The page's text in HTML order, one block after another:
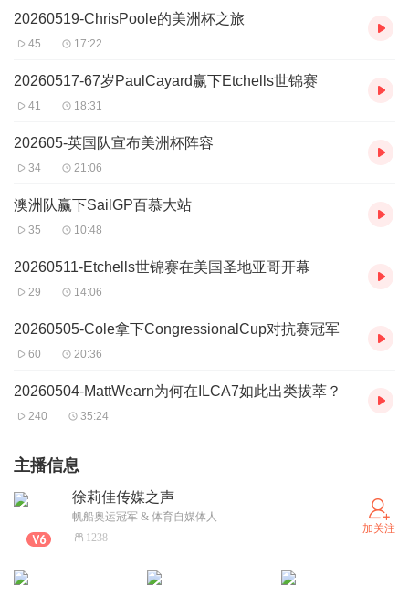
20260519-ChrisPoole的美洲杯之旅
45 17:22
20260517-67岁PaulCayard赢下Etchells世锦赛
41 18:31
202605-英国队宣布美洲杯阵容
34 21:06
澳洲队赢下SailGP百慕大站
35 10:48
20260511-Etchells世锦赛在美国圣地亚哥开幕
29 14:06
20260505-Cole拿下CongressionalCup对抗赛冠军
60 20:36
20260504-MattWearn为何在ILCA7如此出类拔萃？
240 35:24
主播信息
徐莉佳传媒之声
帆船奥运冠军 & 体育自媒体人
1238
加关注